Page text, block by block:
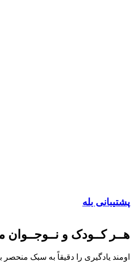
پشتیبانی بله
هــر کــودک و نــوجــوان
اومند یادگیری را دقیقاً به سبک